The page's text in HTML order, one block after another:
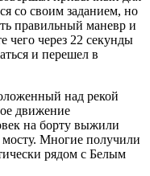
со своим заданием, но
правильный маневр и
чего через 22 секунды
и перешел в
над рекой
движение
на борту выжили
мосту. Многие получили
рядом с Белым